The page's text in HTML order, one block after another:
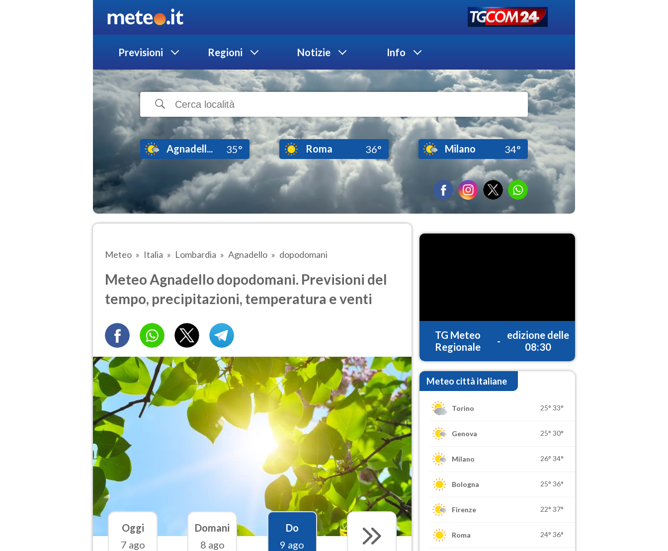
Previsioni Regioni Notizie Info
Agnadell... 35° Roma 36° Milano 34°
Meteo Italia Lombardia Agnadello dopodomani
Meteo Agnadello dopodomani. Previsioni del
tempo, precipitazioni, temperatura e venti
Oggi
7 ago
Domani
8 ago
Do
9 ago
TG Meteo
Regionale
-
edizione delle
08:30
Meteo città italiane
Torino 25° 33°
Genova 25° 30°
Milano 26° 34°
Bologna 25° 36°
Firenze 22° 37°
Roma 24° 36°